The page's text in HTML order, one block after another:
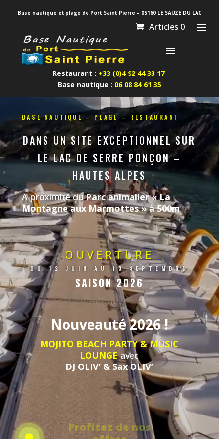
Base nautique et plage de Port Saint Pierre – 05160 LE SAUZE DU LAC
Articles 0
Restaurant : +33 (0)4 92 44 33 17
Base nautique : 06 08 84 61 35
PSP
BASE NAUTIQUE – PLAGE – RESTAURANT
DANS UN SITE EXCEPTIONNEL SUR
LE LAC DE SERRE PONÇON –
HAUTES ALPES
A proximité duParc animalier « La
Montagne aux Marmottes » à 500m
OUVERTURE
DU 12 JUIN AU 13 SEPTEMBRE
SAISON 2026
Nouveauté 2026 !
MOJITO BEACH PARTY & MUSIC
LOUNGEavec
DJ OLIV’ & Sax OLIV’
Profitez de nos